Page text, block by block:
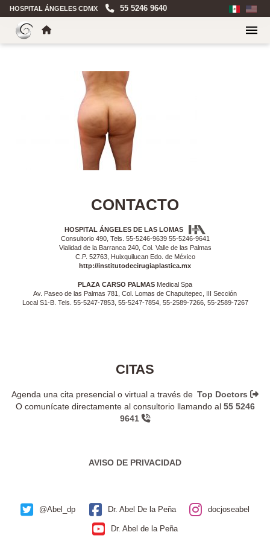
HOSPITAL ÁNGELES CDMX 55 5246 9640
CONTACTO
HOSPITAL ÁNGELES DE LAS LOMAS
Consultorio 490, Tels. 55-5246-9639 55-5246-9641
Vialidad de la Barranca 240, Col. Valle de las Palmas
C.P. 52763, Huixquilucan Edo. de México
http://institutodecirugiaplastica.mx
PLAZA CARSO PALMAS Medical Spa
Av. Paseo de las Palmas 781, Col. Lomas de Chapultepec, III Sección
Local S1-B. Tels. 55-5247-7853, 55-5247-7854, 55-2589-7266, 55-2589-7267
CITAS
Agenda una cita presencial o virtual a través de Top Doctors
O comunícate directamente al consultorio llamando al 55 5246
9641
AVISO DE PRIVACIDAD
@Abel_dp Dr. Abel De la Peña docjoseabel
Dr. Abel de la Peña